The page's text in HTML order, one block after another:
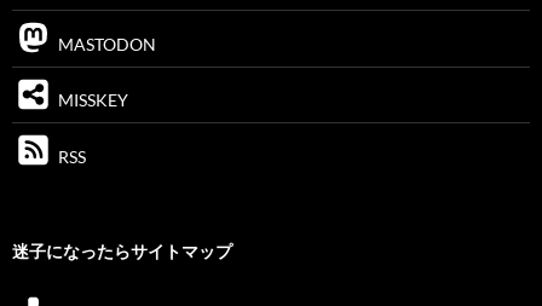
MASTODON
MISSKEY
RSS
迷子になったらサイトマップ